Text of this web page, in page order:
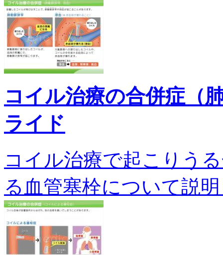
コイル治療の合併症（
ライド
コイル治療で起こりう
る血管塞栓について説